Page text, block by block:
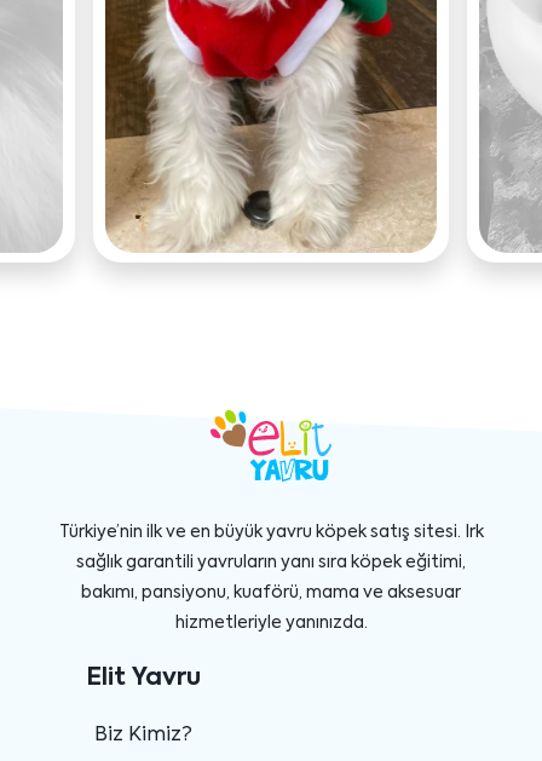
Türkiye’nin ilk ve en büyük yavru köpek satış sitesi. Irk
sağlık garantili yavruların yanı sıra köpek eğitimi,
bakımı, pansiyonu, kuaförü, mama ve aksesuar
hizmetleriyle yanınızda.
Elit Yavru
Biz Kimiz?